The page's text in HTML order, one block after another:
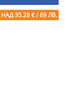
НАД 35.28 € / 69 ЛВ.